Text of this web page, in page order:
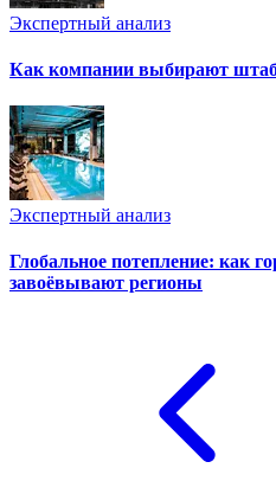
Экспертный анализ
Как компании выбирают
Экспертный анализ
Глобальное потепление: как
завоёвывают регионы